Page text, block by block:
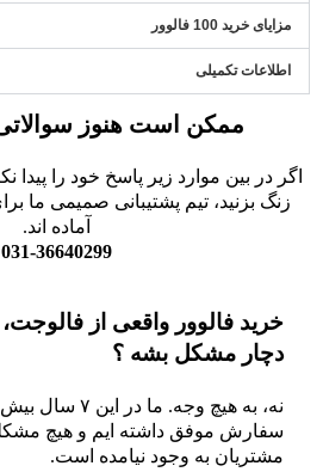
مزایای خرید 100 فالوور
اطلاعات تکمیلی
ممکن است هنوز
اگر در بین موارد زیر پاسخ خود را پیدا
زنگ بزنید، تیم پشتیبانی صمیمی ما
آماده اند.
031-36640299
خرید فالوور واقعی از
دچار مشکل بشه ؟
نه، به هیچ وجه.
سفارش موفق داشته ایم و هیچ
مشتریان به وجود نیامده است.